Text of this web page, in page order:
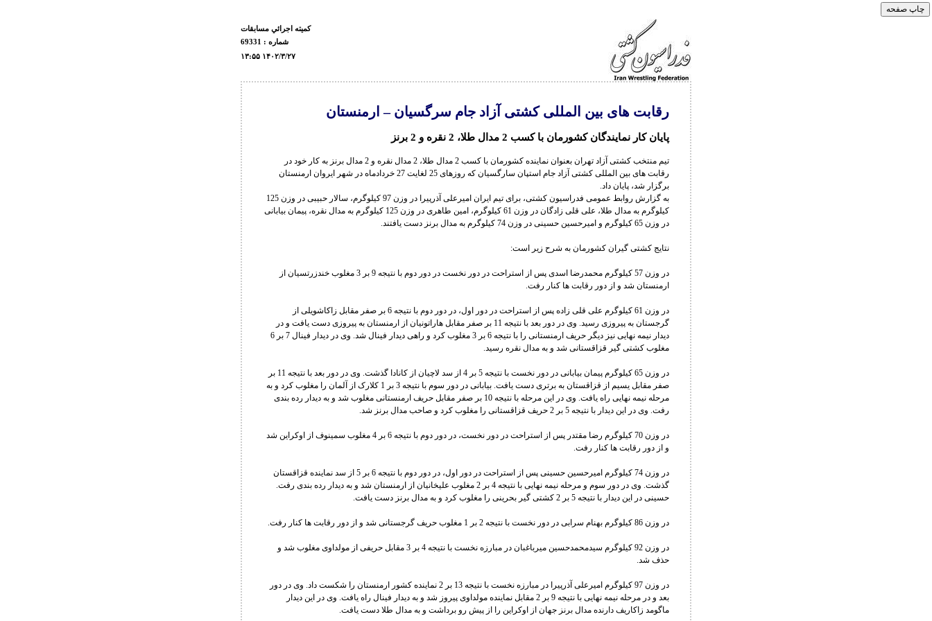
كميته اجرائي مسابقات
شماره : 69331
۱۳:۵۵ ۱۴۰۲/۳/۲۷
رقابت های بین المللی کشتی آزاد جام سرگسیان – ارمنستان
پایان کار نمایندگان کشورمان با کسب 2 مدال طلا، 2 نقره و 2 برنز
تیم منتخب کشتی آزاد تهران بعنوان نماینده کشورمان با کسب 2 مدال طلا، 2 مدال نقره و 2 مدال برنز به کار خود در
رقابت های بین المللی کشتی آزاد جام استپان سارگسیان که روزهای 25 لغایت 27 خردادماه در شهر ایروان ارمنستان
برگزار شد، پایان داد.
به گزارش روابط عمومی فدراسیون کشتی، برای تیم ایران امیرعلی آذرپیرا در وزن 97 کیلوگرم، سالار حبیبی در وزن 125
کیلوگرم به مدال طلا، علی قلی زادگان در وزن 61 کیلوگرم، امین طاهری در وزن 125 کیلوگرم به مدال نقره، پیمان بیابانی
در وزن 65 کیلوگرم و امیرحسین حسینی در وزن 74 کیلوگرم به مدال برنز دست یافتند.
نتایج کشتی گیران کشورمان به شرح زیر است:
در وزن 57 کیلوگرم محمدرضا اسدی پس از استراحت در دور نخست در دور دوم با نتیجه 9 بر 3 مغلوب خندزرتسیان از
ارمنستان شد و از دور رقابت ها کنار رفت.
در وزن 61 کیلوگرم علی قلی زاده پس از استراحت در دور اول، در دور دوم با نتیجه 6 بر صفر مقابل زاکاشویلی از
گرجستان به پیروزی رسید. وی در دور بعد با نتیجه 11 بر صفر مقابل هاراتونیان از ارمنستان به پیروزی دست یافت و در
دیدار نیمه نهایی نیز دیگر حریف ارمنستانی را با نتیجه 6 بر 3 مغلوب کرد و راهی دیدار فینال شد. وی در دیدار فینال 7 بر 6
مغلوب کشتی گیر قزاقستانی شد و به مدال نقره رسید.
در وزن 65 کیلوگرم پیمان بیابانی در دور نخست با نتیجه 5 بر 4 از سد لاچیان از کانادا گذشت. وی در دور بعد با نتیجه 11 بر
صفر مقابل یسیم از قزاقستان به برتری دست یافت. بیابانی در دور سوم با نتیجه 3 بر 1 کلارک از آلمان را مغلوب کرد و به
مرحله نیمه نهایی راه یافت. وی در این مرحله با نتیجه 10 بر صفر مقابل حریف ارمنستانی مغلوب شد و به دیدار رده بندی
رفت. وی در این دیدار با نتیجه 5 بر 2 حریف قزاقستانی را مغلوب کرد و صاحب مدال برنز شد.
در وزن 70 کیلوگرم رضا مقتدر پس از استراحت در دور نخست، در دور دوم با نتیجه 6 بر 4 مغلوب سمینوف از اوکراین شد
و از دور رقابت ها کنار رفت.
در وزن 74 کیلوگرم امیرحسین حسینی پس از استراحت در دور اول، در دور دوم با نتیجه 6 بر 5 از سد نماینده قزاقستان
گذشت. وی در دور سوم و مرحله نیمه نهایی با نتیجه 4 بر 2 مغلوب علیخانیان از ارمنستان شد و به دیدار رده بندی رفت.
حسینی در این دیدار با نتیجه 5 بر 2 کشتی گیر بحرینی را مغلوب کرد و به مدال برنز دست یافت.
در وزن 86 کیلوگرم بهنام سرابی در دور نخست با نتیجه 2 بر 1 مغلوب حریف گرجستانی شد و از دور رقابت ها کنار رفت.
در وزن 92 کیلوگرم سیدمحمدحسین میرباغبان در مبارزه نخست با نتیجه 4 بر 3 مقابل حریفی از مولداوی مغلوب شد و
حذف شد.
در وزن 97 کیلوگرم امیرعلی آذرپیرا در مبارزه نخست با نتیجه 13 بر 2 نماینده کشور ارمنستان را شکست داد. وی در دور
بعد و در مرحله نیمه نهایی با نتیجه 9 بر 2 مقابل نماینده مولداوی پیروز شد و به دیدار فینال راه یافت. وی در این دیدار
ماگومد زاکاریف دارنده مدال برنز جهان از اوکراین را از پیش رو برداشت و به مدال طلا دست یافت.